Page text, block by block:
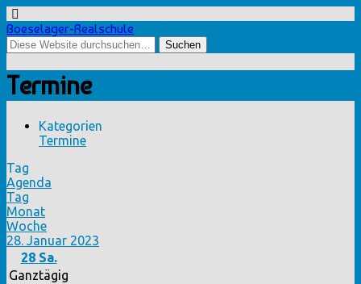
Boeselager-Realschule
Termine
Kategorien
Termine
Tag
Agenda
Tag
Monat
Woche
28. Januar 2023
28 Sa.
Ganztägig